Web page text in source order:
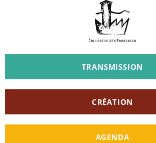
TRANSMISSION
CRÉATION
AGENDA